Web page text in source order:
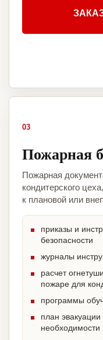
03
Пожарная
Пожарная
кондитерского
к плановой или
приказы и
безопасности
журналы
расчет
пожаре для
программы
план
необходимости